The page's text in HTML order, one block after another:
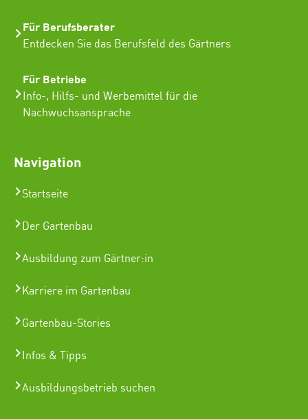
Für Berufsberater
Entdecken Sie das Berufsfeld des Gärtners
Für Betriebe
Info-, Hilfs- und Werbemittel für die
Nachwuchsansprache
Navigation
Startseite
Der Gartenbau
Ausbildung zum Gärtner:in
Karriere im Gartenbau
Gartenbau-Stories
Infos & Tipps
Ausbildungsbetrieb suchen